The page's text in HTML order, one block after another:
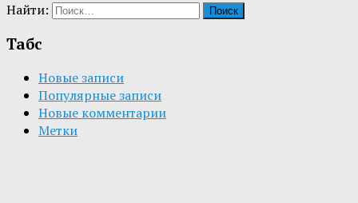
Найти:
Табс
Новые записи
Популярные записи
Новые комментарии
Метки